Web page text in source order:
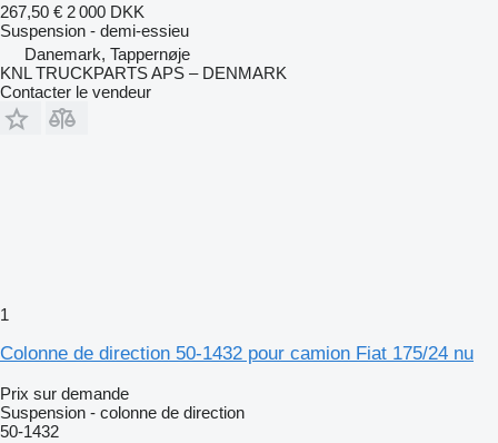
267,50 € 2 000 DKK
Suspension - demi-essieu
Danemark, Tappernøje
KNL TRUCKPARTS APS – DENMARK
Contacter le vendeur
1
Colonne de direction 50-1432 pour camion Fiat 175/24 nu
Prix sur demande
Suspension - colonne de direction
50-1432